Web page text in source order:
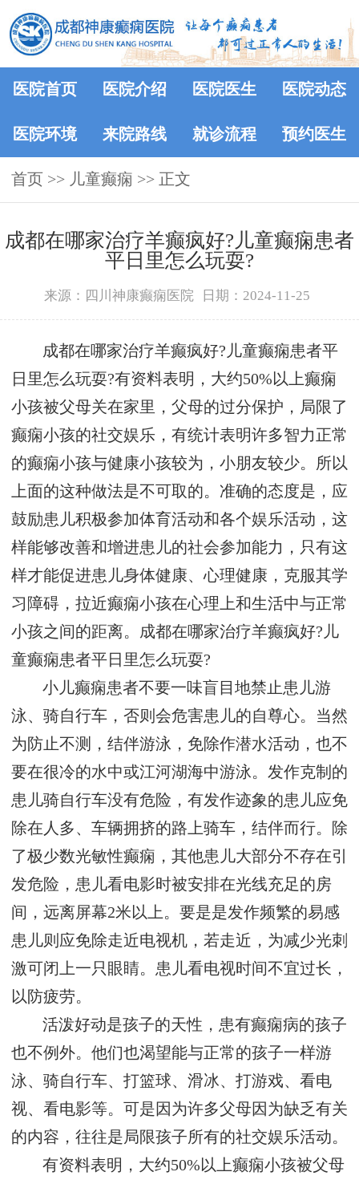
医院首页 医院介绍 医院医生 医院动态
医院环境 来院路线 就诊流程 预约医生
首页 >> 儿童癫痫 >> 正文
成都在哪家治疗羊癫疯好?儿童癫痫患者
平日里怎么玩耍?
来源：四川神康癫痫医院 日期：2024-11-25
成都在哪家治疗羊癫疯好?儿童癫痫患者平
日里怎么玩耍?有资料表明，大约50%以上癫痫
小孩被父母关在家里，父母的过分保护，局限了
癫痫小孩的社交娱乐，有统计表明许多智力正常
的癫痫小孩与健康小孩较为，小朋友较少。所以
上面的这种做法是不可取的。准确的态度是，应
鼓励患儿积极参加体育活动和各个娱乐活动，这
样能够改善和增进患儿的社会参加能力，只有这
样才能促进患儿身体健康、心理健康，克服其学
习障碍，拉近癫痫小孩在心理上和生活中与正常
小孩之间的距离。成都在哪家治疗羊癫疯好?儿
童癫痫患者平日里怎么玩耍?
小儿癫痫患者不要一味盲目地禁止患儿游
泳、骑自行车，否则会危害患儿的自尊心。当然
为防止不测，结伴游泳，免除作潜水活动，也不
要在很冷的水中或江河湖海中游泳。发作克制的
患儿骑自行车没有危险，有发作迹象的患儿应免
除在人多、车辆拥挤的路上骑车，结伴而行。除
了极少数光敏性癫痫，其他患儿大部分不存在引
发危险，患儿看电影时被安排在光线充足的房
间，远离屏幕2米以上。要是是发作频繁的易感
患儿则应免除走近电视机，若走近，为减少光刺
激可闭上一只眼睛。患儿看电视时间不宜过长，
以防疲劳。
活泼好动是孩子的天性，患有癫痫病的孩子
也不例外。他们也渴望能与正常的孩子一样游
泳、骑自行车、打篮球、滑冰、打游戏、看电
视、看电影等。可是因为许多父母因为缺乏有关
的内容，往往是局限孩子所有的社交娱乐活动。
有资料表明，大约50%以上癫痫小孩被父母